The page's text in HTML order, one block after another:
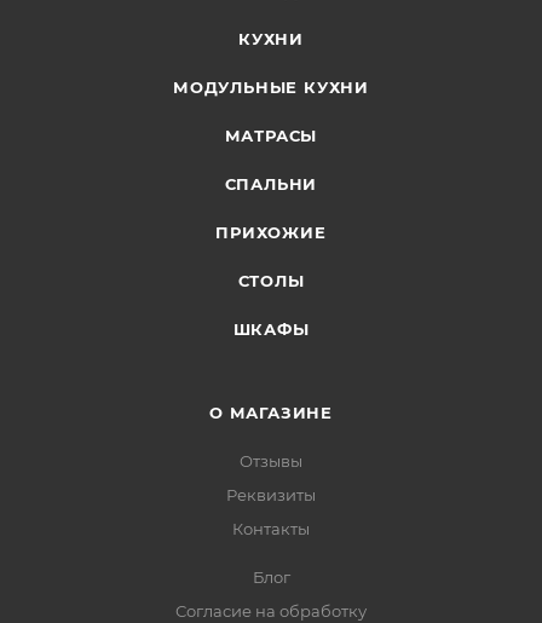
КУХНИ
МОДУЛЬНЫЕ КУХНИ
МАТРАСЫ
СПАЛЬНИ
ПРИХОЖИЕ
СТОЛЫ
ШКАФЫ
О МАГАЗИНЕ
Отзывы
Реквизиты
Контакты
Блог
Согласие на обработку